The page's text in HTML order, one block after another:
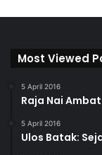
Most Viewed
5 April 2016
Raja Nai
5 April 2016
Ulos Batak: